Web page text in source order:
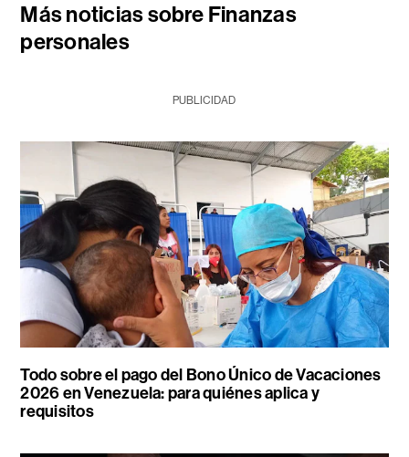
Más noticias sobre Finanzas
personales
PUBLICIDAD
Todo sobre el pago del Bono Único de Vacaciones
2026 en Venezuela: para quiénes aplica y
requisitos